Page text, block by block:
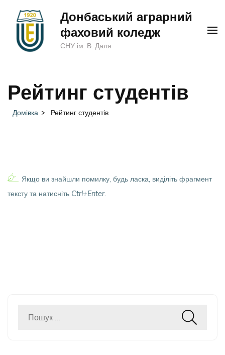
(натисніть
Донбаський аграрний
фаховий коледж
СНУ ім. В. Даля
Рейтинг студентів
Домівка > Рейтинг студентів
Якщо ви знайшли помилку, будь ласка, виділіть фрагмент
тексту та натисніть Ctrl+Enter.
Пошук: